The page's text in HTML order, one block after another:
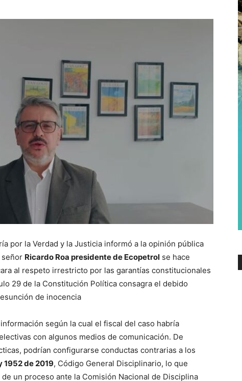
por la Verdad y la Justicia informó a la opinión pública
señor Ricardo Roa presidente de Ecopetrol se hace
al respeto irrestricto por las garantías constitucionales
29 de la Constitución Política consagra el debido
de inocencia
según la cual el fiscal del caso habría
con algunos medios de comunicación. De
podrían configurarse conductas contrarias a los
1952 de 2019, Código General Disciplinario, lo que
un proceso ante la Comisión Nacional de Disciplina